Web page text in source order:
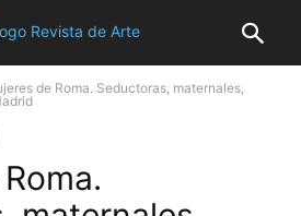
de Roma. Seductoras, maternales,